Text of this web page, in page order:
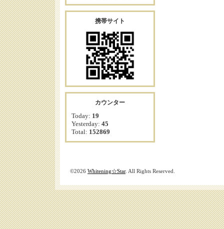
携帯サイト
カウンター
Today: 19
Yesterday: 45
Total: 152869
©2026 Whitening☆Star. All Rights Reserved.